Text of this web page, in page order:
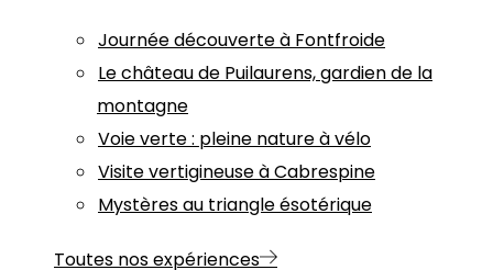
Journée découverte à Fontfroide
Le château de Puilaurens, gardien de la
montagne
Voie verte : pleine nature à vélo
Visite vertigineuse à Cabrespine
Mystères au triangle ésotérique
Toutes nos expériences